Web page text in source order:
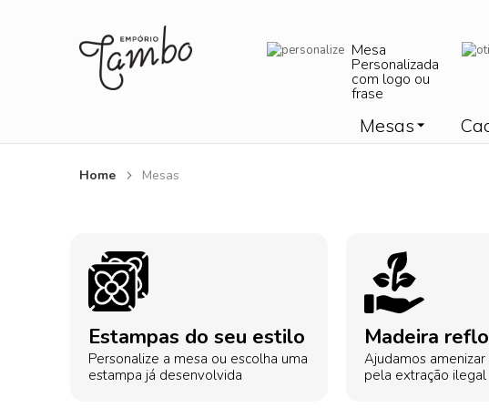
Mesa
Personalizada
com logo ou
frase
Mesas
Home Mesas
Estampas do seu estilo
Personalize a mesa ou escolha uma
estampa já desenvolvida
Madeira
Ajudamos
pela extração ilegal